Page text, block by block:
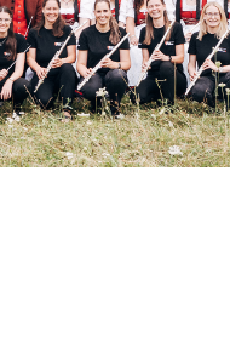
werdenChronik
Bildergalerie